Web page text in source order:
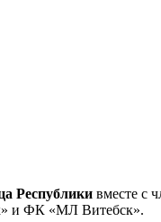
Республики вместе с
и ФК «МЛ Витебск».